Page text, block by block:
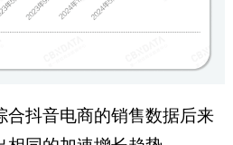
合抖音电商的销售数据后来